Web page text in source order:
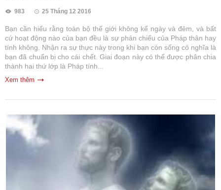
983 25 Tháng 12 2016
Bạn cần hiểu rằng toàn bộ thế giới không kể ngày và đêm, và bất
cứ hoạt động nào của bạn đều là sự phản chiếu của Pháp thân hay
tính không. Nhận ra sự thực này trong khi bạn còn sống có nghĩa là
bạn đã chuẩn bị cho cái chết. Giai đoạn này có thể được phân chia
thành hai thứ lớp là Pháp tính...
Xem thêm